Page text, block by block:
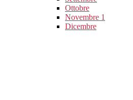
Ottobre
Novembre 1
Dicembre